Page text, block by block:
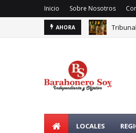
Inicio Sobre Nosotros
AHORA
LOCALES